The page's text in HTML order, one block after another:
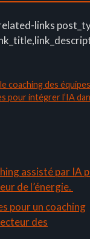
links
coaching des
pour intégrer l’IA
assisté par IA
de l’énergie.
pour un coaching
des